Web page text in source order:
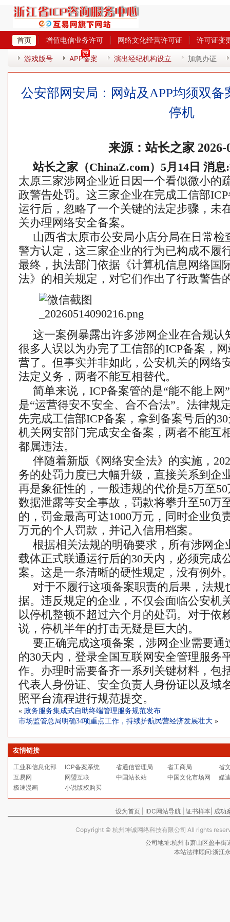
首页 增值电信业务许可 网络文化经营许可证
许可证变
热
游戏版号 APP备案 演出经纪机构设立 加急办证
公安部网安局：网站及APP均须双备
停机
来源：站长之家 2026-
站长之家（ChinaZ.com）5月14日 消息:
太原三家涉网企业近日因一个看似微小的
政警告处罚。这三家企业在完成工信部
运行后，忽略了一个关键的法定步骤，未
关办理网络安全备案。
山西省太原市公安局小店分局在日常检
警方认定，这三家企业的行为已构成不履
最终，执法部门依据《计算机信息网络国
法》的相关规定，对它们作出了行政警告
这一案例暴露出许多涉网企业在合规认
很多人误以为办完了工信部的ICP备案，
营了。但事实并非如此，公安机关的网络
法定义务，两者不能互相替代。
简单来说，ICP备案管的是“能不能上
是“运营得安不安全、合不合法”。法律规
先完成工信部ICP备案，拿到备案号后的
机关网安部门完成安全备案，两者不能互
都属违法。
伴随着新版《网络安全法》的实施，
务的处罚力度已大幅升级，直接关系到企
再是象征性的，一般违规的代价是5万至
数据泄露等安全事故，罚款将攀升至50万
的，罚金最高可达1000万元，同时企业负
万元的个人罚款，并记入信用档案。
根据相关法规的明确要求，所有涉网企
载体正式联通运行后的30天内，必须完成
案。这是一条清晰的硬性规定，没有例外
对于不履行这项备案职责的后果，法规
据。违反规定的企业，不仅会面临公安机
以停机整顿不超过六个月的处罚。对于依
说，停机半年的打击无疑是巨大的。
要正确完成这项备案，涉网企业需要通
的30天内，登录全国互联网安全管理服务
作。办理时需要备齐一系列关键材料，包
代表人身份证、安全负责人身份证以及域
照平台流程进行规范提交。
« 政务服务集成式自助终端管理服务规范发布
市场监管总局明确34项重点工作，持续护航民营经济发展壮大 »
友情链接
工业和信息化部 ICP备案系统 省通信管理局 省工商局
省
互易网
网盟互联 中国站长站 中国文化市场网
媒
极速漫画
小说版权购买
设为首页| IDC网站导航| 证书样本| 成功
Copyright © 杭州坤诚网络科技有限公司 All rights
公司地址:杭州市萧山区盈丰
本站法律顾问:浙江